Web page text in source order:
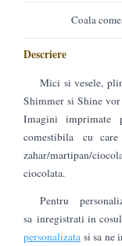
Coala
Descriere
Mici si vesele,
Shimmer si Shine
Imagini imprimate
comestibila cu
zahar/martipan/
ciocolata.
Pentru
sa inregistrati in
personalizata si sa ne